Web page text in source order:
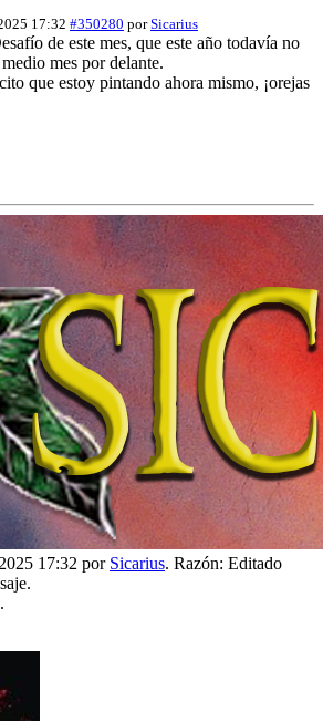
17:32 #350280 porSicarius
de este mes, que este año todavía no
mes por delante.
que estoy pintando ahora mismo, ¡orejas
17:32 por Sicarius. Razón: Editado